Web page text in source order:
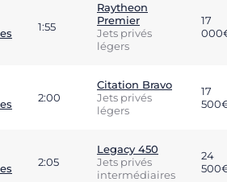
1:55
Raytheon
Premier
Jets privés
légers
17
2:00
Citation Bravo
Jets privés
légers
17
2:05
Legacy 450
Jets privés
intermédiaires
24